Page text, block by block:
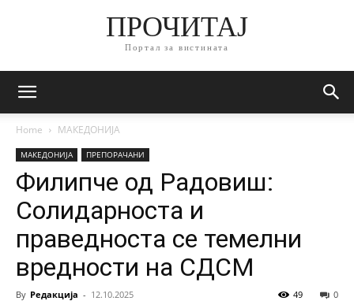
ПРОЧИТАЈ
Портал за вистината
Home МАКЕДОНИЈА
МАКЕДОНИЈА ПРЕПОРАЧАНИ
Филипче од Радовиш:
Солидарноста и
праведноста се темелни
вредности на СДСМ
By Редакција - 12.10.2025 0
49